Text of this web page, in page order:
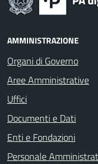
AMMINISTRAZIONE
Organi di Governo
Aree Amministrative
Uffici
Documenti e Dati
Enti e Fondazioni
Personale